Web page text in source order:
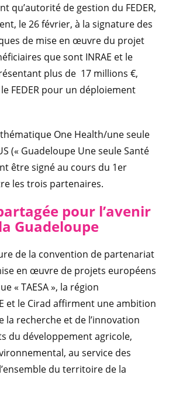
qu’autorité de gestion du FEDER,
le 26 février, à la signature des
de mise en œuvre du projet
que sont INRAE et le
plus de 17 millions €,
FEDER pour un déploiement
One Health/une seule
(« Guadeloupe Une seule Santé
être signé au cours du 1er
les trois partenaires.
pour l’avenir
Guadeloupe
de la convention de partenariat
en œuvre de projets européens
« TAESA », la région
et le Cirad affirment une ambition
la recherche et de l’innovation
du développement agricole,
au service des
du territoire de la